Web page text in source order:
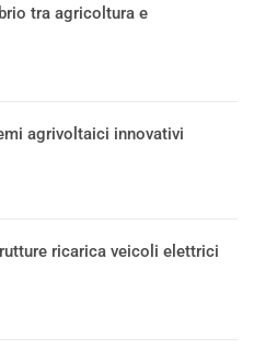
tra agricoltura e
agrivoltaici innovativi
ricarica veicoli elettrici